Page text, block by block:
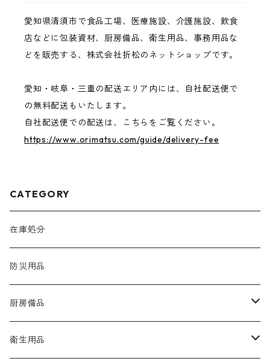
愛知県清須市で食品工場、医療施設、介護施設、飲食
店などに包装資材、厨房備品、衛生用品、事務用品な
どを販売する、株式会社折松のネットショップです。
愛知・岐阜・三重の配送エリア内には、自社配送便で
の無料配送もいたします。
自社配送便での配送は、こちらをご覧ください。
https://www.orimatsu.com/guide/delivery-fee
CATEGORY
在庫処分
防災用品
厨房備品
ラップ
衛生用品